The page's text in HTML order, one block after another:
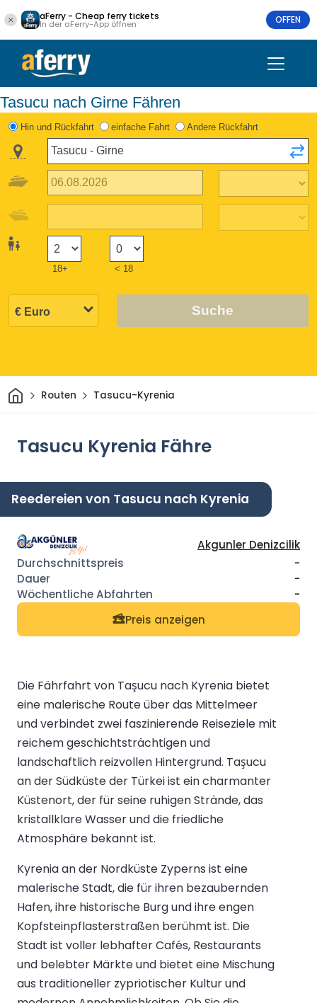
aFerry - Cheap ferry tickets
In der aFerry-App öffnen OFFEN
Tasucu nach Girne Fähren
Hin und Rückfahrt einfache Fahrt Andere Rückfahrt
18+ < 18
Suche
HeimRouten Tasucu-Kyrenia
Tasucu Kyrenia Fähre
Reedereien von Tasucu nach Kyrenia
Akgunler Denizcilik
-
-
-
Preis anzeigen
Die Fährfahrt von Taşucu nach Kyrenia bietet
eine malerische Route über das Mittelmeer
und verbindet zwei faszinierende Reiseziele mit
reichem geschichtsträchtigen und
landschaftlich reizvollen Hintergrund. Taşucu
an der Südküste der Türkei ist ein charmanter
Küstenort, der für seine ruhigen Strände, das
kristallklare Wasser und die friedliche
Atmosphäre bekannt ist.
Kyrenia an der Nordküste Zyperns ist eine
malerische Stadt, die für ihren bezaubernden
Hafen, ihre historische Burg und ihre engen
Kopfsteinpflasterstraßen berühmt ist. Die
Stadt ist voller lebhafter Cafés, Restaurants
und belebter Märkte und bietet eine Mischung
aus traditioneller zypriotischer Kultur und